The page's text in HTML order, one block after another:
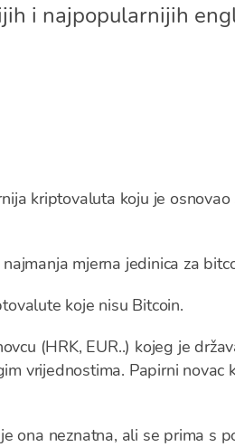
i najpopularnijih
kriptovaluta koju je
mjerna jedinica za
koje nisu Bitcoin.
(HRK, EUR..) kojeg je
vrijednostima. Papirni
ona neznatna, ali se prima s